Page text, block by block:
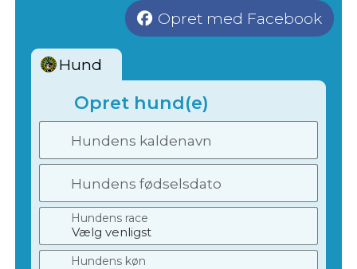
Opret med Facebook
Hund
Opret hund(e)
Hundens kaldenavn
Hundens fødselsdato
Hundens race
Hundens køn